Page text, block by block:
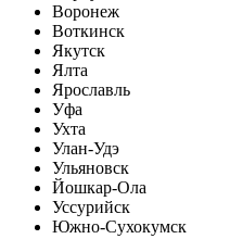
Воронеж
Воткинск
Якутск
Ялта
Ярославль
Уфа
Ухта
Улан-Удэ
Ульяновск
Йошкар-Ола
Уссурийск
Южно-Сухокумск